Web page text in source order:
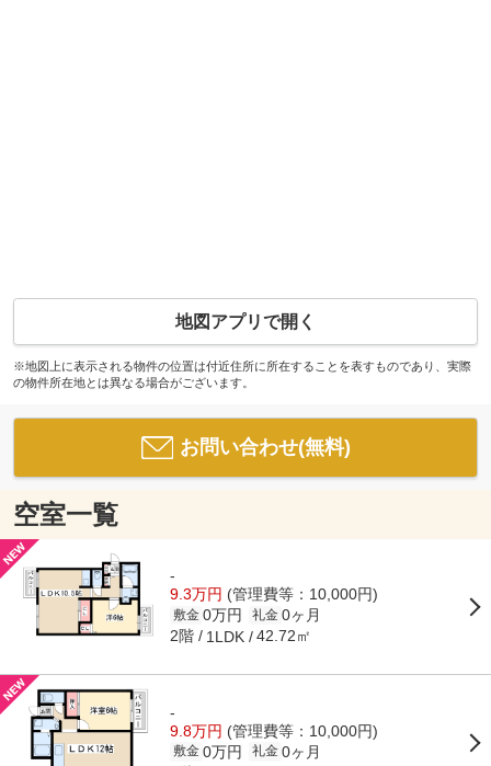
地図アプリで開く
※地図上に表示される物件の位置は付近住所に所在することを表すものであり、実際
の物件所在地とは異なる場合がございます。
お問い合わせ(無料)
空室一覧
-
9.3万円 (管理費等：10,000円)
敷金 0万円 礼金 0ヶ月
2階 1LDK 42.72㎡
-
9.8万円 (管理費等：10,000円)
敷金 0万円 礼金 0ヶ月